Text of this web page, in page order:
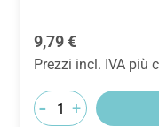
Prezzo normale:
9,79 €
Prezzi incl. IVA più
- +